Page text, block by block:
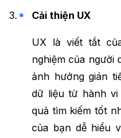
Cải thiện UX
UX là viết tắt
nghiệm của người
ảnh hưởng gián
dữ liệu từ hành
quả tìm kiếm tốt
của bạn dễ hiểu